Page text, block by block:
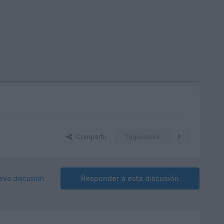
Compartir Seguidores 0
Responder a esta discusión
discusión